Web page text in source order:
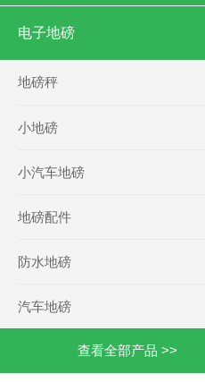
电子地磅
地磅秤
小地磅
小汽车地磅
地磅配件
防水地磅
汽车地磅
查看全部产品 >>